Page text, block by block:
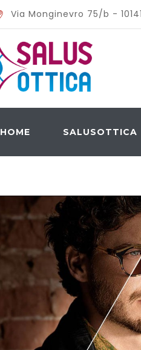
Via Monginevro 75/b -
HOME SALUSOTTICA